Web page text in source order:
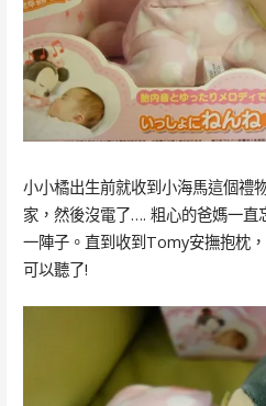
小小橘出生前就收到小海馬這個禮
家，然後沒電了…. 粗心的爸媽一直
一陣子。直到收到Tomy安撫抱枕
可以聽了!